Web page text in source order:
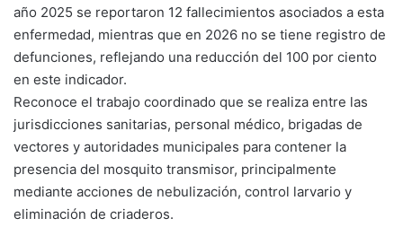
año 2025 se reportaron 12 fallecimientos asociados a esta
enfermedad, mientras que en 2026 no se tiene registro de
defunciones, reflejando una reducción del 100 por ciento
en este indicador.
Reconoce el trabajo coordinado que se realiza entre las
jurisdicciones sanitarias, personal médico, brigadas de
vectores y autoridades municipales para contener la
presencia del mosquito transmisor, principalmente
mediante acciones de nebulización, control larvario y
eliminación de criaderos.